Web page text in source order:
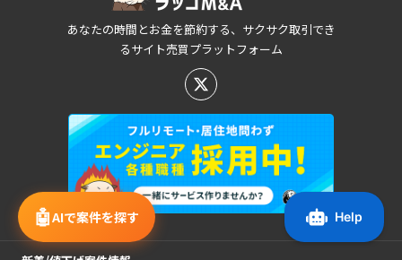
🤖AIで案件を探す
あなたの時間とお金を節約する、サクサク取引でき
るサイト売買プラットフォーム